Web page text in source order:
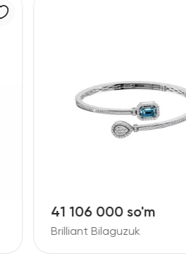
41 106 000 so'm
Brilliant Bilaguzuk